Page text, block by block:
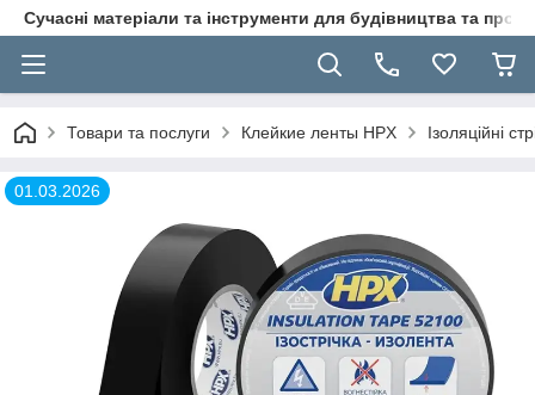
Сучасні матеріали та інструменти для будівництва та
Товари та послуги Клейкие ленты HPX Ізоляційні
01.03.2026